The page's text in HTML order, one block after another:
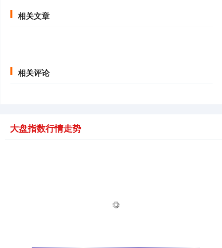
相关文章
相关评论
大盘指数行情走势